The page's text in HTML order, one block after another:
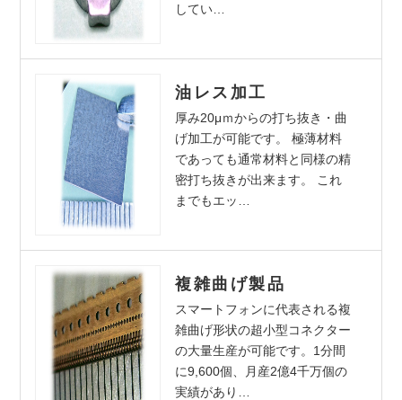
してい…
油レス加工
厚み20μｍからの打ち抜き・曲
げ加工が可能です。 極薄材料
であっても通常材料と同様の精
密打ち抜きが出来ます。 これ
までもエッ…
複雑曲げ製品
スマートフォンに代表される複
雑曲げ形状の超小型コネクター
の大量生産が可能です。1分間
に9,600個、月産2億4千万個の
実績があり…